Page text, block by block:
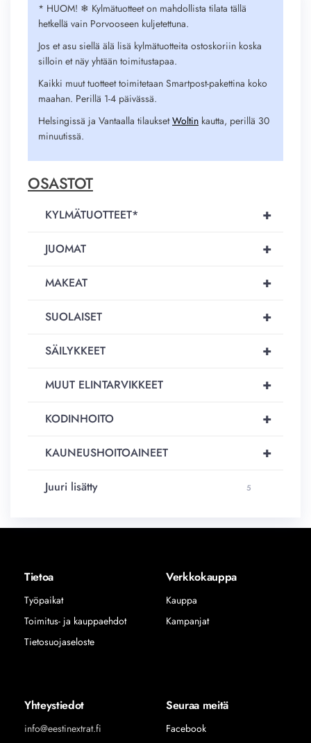
* HUOM! ❄︎ Kylmätuotteet on mahdollista tilata tällä
hetkellä vain Porvooseen kuljetettuna.
Jos et asu siellä älä lisä kylmätuotteita ostoskoriin koska
silloin et näy yhtään toimitustapaa.
Kaikki muut tuotteet toimitetaan Smartpost-pakettina koko
maahan. Perillä 1-4 päivässä.
Helsingissä ja Vantaalla tilauksetWoltin kautta, perillä 30
minuutissä.
OSASTOT
+
KYLMÄTUOTTEET*
+
JUOMAT
+
MAKEAT
+
SUOLAISET
+
SÄILYKKEET
+
MUUT ELINTARVIKKEET
+
KODINHOITO
+
KAUNEUSHOITOAINEET
Juuri lisätty 5
Tietoa
Työpaikat
Toimitus- ja kauppaehdot
Tietosuojaseloste
Verkkokauppa
Kauppa
Kampanjat
Yhteystiedot
info@eestinextrat.fi
Seuraa meitä
Facebook